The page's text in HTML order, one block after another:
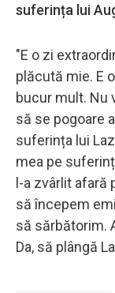
suferința lui
"E o zi
plăcută mie. E
bucur mult. Nu
să se pogoare
suferința lui
mea pe
l-a zvârlit afară
să începem
să sărbătorim.
Da, să plângă